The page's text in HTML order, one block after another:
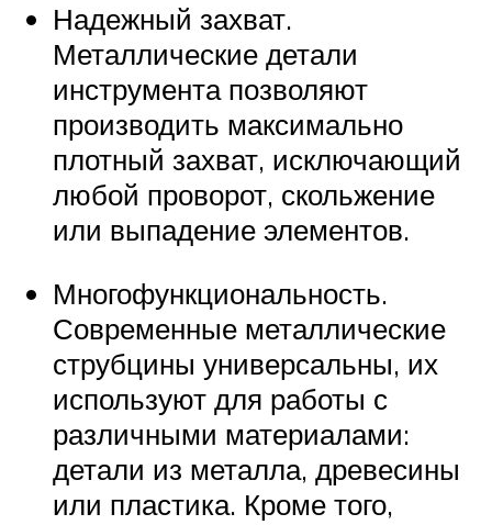
Надежный захват.
Металлические детали
инструмента позволяют
производить максимально
плотный захват, исключающий
любой проворот, скольжение
или выпадение элементов.
Многофункциональность.
Современные металлические
струбцины универсальны, их
используют для работы с
различными материалами:
детали из металла, древесины
или пластика. Кроме того,